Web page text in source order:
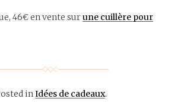
46€ en vente surune cuillère pour
inIdées de cadeaux.